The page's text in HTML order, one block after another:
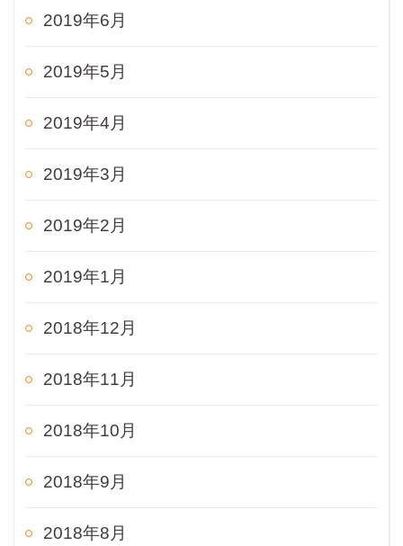
2019年6月
2019年5月
2019年4月
2019年3月
2019年2月
2019年1月
2018年12月
2018年11月
2018年10月
2018年9月
2018年8月